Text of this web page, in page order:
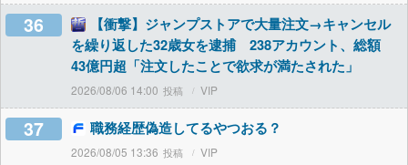
36
【衝撃】ジャンプストアで大量注文→キャンセル
を繰り返した32歳女を逮捕 238アカウント、総額
43億円超「注文したことで欲求が満たされた」
2026/08/06 14:00 VIP
37 職務経歴偽造してるやつおる？
2026/08/05 13:36 VIP